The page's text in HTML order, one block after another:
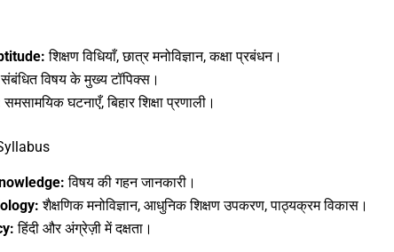
शिक्षण विधियाँ, छात्र मनोविज्ञान, कक्षा प्रबंधन।
संबंधित विषय के मुख्य टॉपिक्स।
समसामयिक घटनाएँ, बिहार शिक्षा प्रणाली।
विषय की गहन जानकारी।
शैक्षणिक मनोविज्ञान, आधुनिक शिक्षण उपकरण, पाठ्यक्रम विकास।
हिंदी और अंग्रेज़ी में दक्षता।